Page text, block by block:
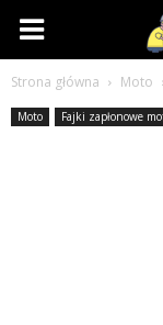
Niezgrani.pl
Strona główna Moto
Moto Fajki zapłonowe